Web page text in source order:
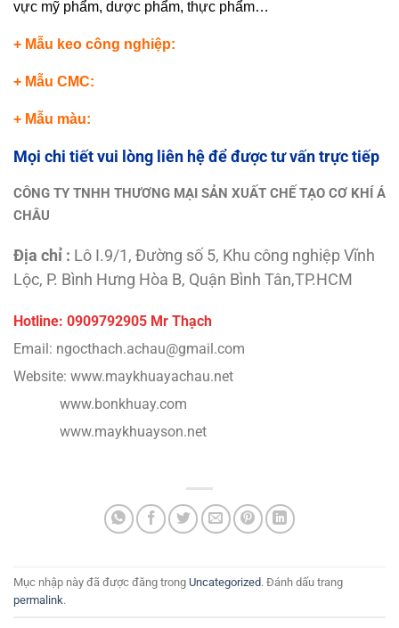
vực mỹ phẩm, dược phẩm, thực phẩm…
+ Mẫu keo công nghiệp:
+ Mẫu CMC:
+ Mẫu màu:
Mọi chi tiết vui lòng liên hệ để được tư vấn trực tiếp
CÔNG TY TNHH THƯƠNG MẠI SẢN XUẤT CHẾ TẠO CƠ KHÍ Á
CHÂU
Địa chỉ : Lô I.9/1, Đường số 5, Khu công nghiệp Vĩnh
Lộc, P. Bình Hưng Hòa B, Quận Bình Tân,TP.HCM
Hotline: 0909792905 Mr Thạch
Email: ngocthach.achau@gmail.com
Website: www.maykhuayachau.net
www.bonkhuay.com
www.maykhuayson.net
Mục nhập này đã được đăng trong Uncategorized. Đánh dấu trang
permalink.